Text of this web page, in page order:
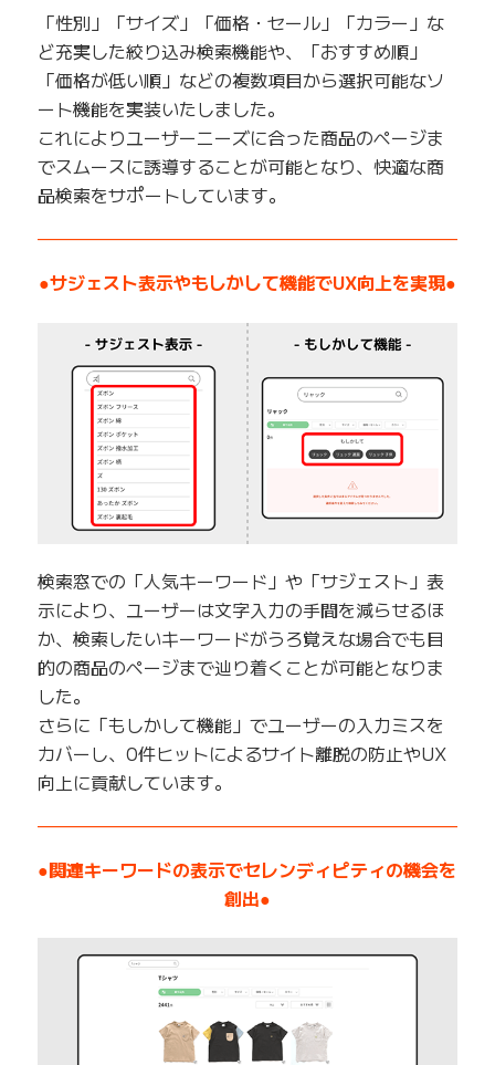
「性別」「サイズ」「価格・セール」「カラー」な
ど充実した絞り込み検索機能や、「おすすめ順」
「価格が低い順」などの複数項目から選択可能なソ
ート機能を実装いたしました。
これによりユーザーニーズに合った商品のページま
でスムースに誘導することが可能となり、快適な商
品検索をサポートしています。
●サジェスト表示やもしかして機能でUX向上を実現●
検索窓での「人気キーワード」や「サジェスト」表
示により、ユーザーは文字入力の手間を減らせるほ
か、検索したいキーワードがうろ覚えな場合でも目
的の商品のページまで辿り着くことが可能となりま
した。
さらに「もしかして機能」でユーザーの入力ミスを
カバーし、0件ヒットによるサイト離脱の防止やUX
向上に貢献しています。
●関連キーワードの表示でセレンディピティの機会を
創出●